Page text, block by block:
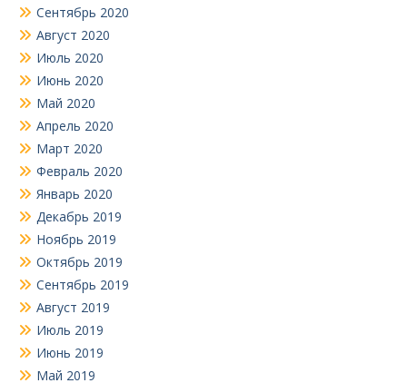
Сентябрь 2020
Август 2020
Июль 2020
Июнь 2020
Май 2020
Апрель 2020
Март 2020
Февраль 2020
Январь 2020
Декабрь 2019
Ноябрь 2019
Октябрь 2019
Сентябрь 2019
Август 2019
Июль 2019
Июнь 2019
Май 2019